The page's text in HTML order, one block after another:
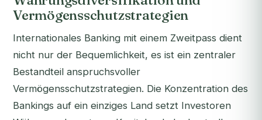
Vermögensschutzstrategien
Internationales Banking mit einem Zweitpass dient
nicht nur der Bequemlichkeit, es ist ein zentraler
Bestandteil anspruchsvoller
Vermögensschutzstrategien. Die Konzentration des
Bankings auf ein einziges Land setzt Investoren